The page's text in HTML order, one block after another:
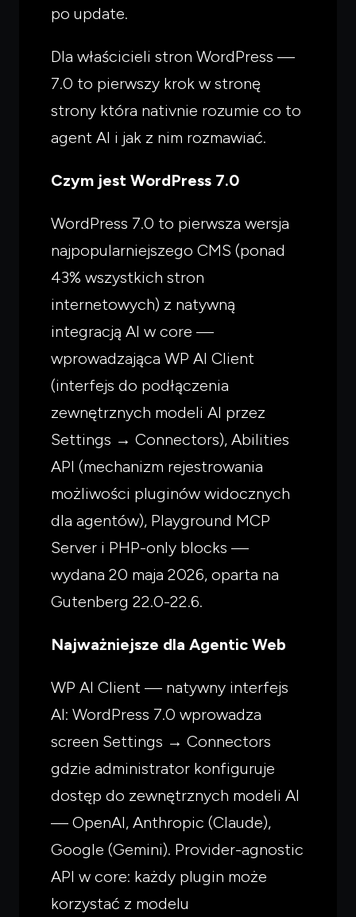
po update.
Dla właścicieli stron WordPress —
7.0 to pierwszy krok w stronę
strony która nativnie rozumie co to
agent AI i jak z nim rozmawiać.
Czym jest WordPress 7.0
WordPress 7.0 to pierwsza wersja
najpopularniejszego CMS (ponad
43% wszystkich stron
internetowych) z natywną
integracją AI w core —
wprowadzająca WP AI Client
(interfejs do podłączenia
zewnętrznych modeli AI przez
Settings → Connectors), Abilities
API (mechanizm rejestrowania
możliwości pluginów widocznych
dla agentów), Playground MCP
Server i PHP-only blocks —
wydana 20 maja 2026, oparta na
Gutenberg 22.0-22.6.
Najważniejsze dla Agentic Web
WP AI Client — natywny interfejs
AI: WordPress 7.0 wprowadza
screen Settings → Connectors
gdzie administrator konfiguruje
dostęp do zewnętrznych modeli AI
— OpenAI, Anthropic (Claude),
Google (Gemini). Provider-agnostic
API w core: każdy plugin może
korzystać z modelu
Czegoszukasz?
Powiedz czym się zajmujesz — pokażę co warto